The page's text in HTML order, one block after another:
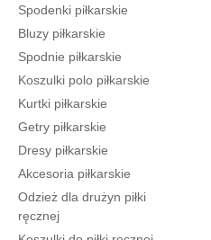
Spodenki piłkarskie
Bluzy piłkarskie
Spodnie piłkarskie
Koszulki polo piłkarskie
Kurtki piłkarskie
Getry piłkarskie
Dresy piłkarskie
Akcesoria piłkarskie
Odzież dla drużyn piłki
ręcznej